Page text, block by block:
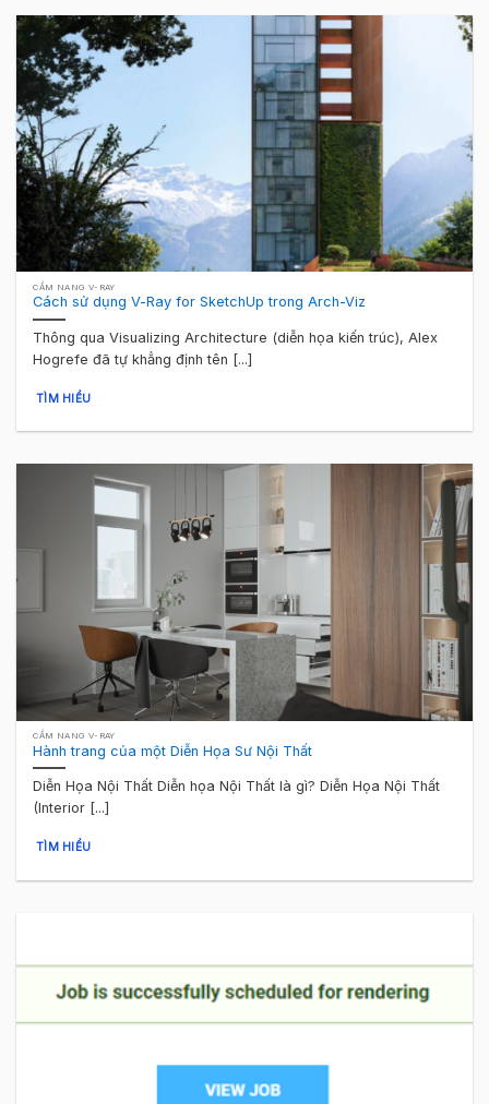
CẨM NANG V-RAY
Cách sử dụng V-Ray for SketchUp trong Arch-Viz
Thông qua Visualizing Architecture (diễn họa kiến trúc), Alex
Hogrefe đã tự khẳng định tên [...]
TÌM HIỂU
CẨM NANG V-RAY
Hành trang của một Diễn Họa Sư Nội Thất
Diễn Họa Nội Thất Diễn họa Nội Thất là gì? Diễn Họa Nội Thất
(Interior [...]
TÌM HIỂU